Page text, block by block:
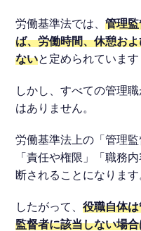
労働基準法では、管理
ば、労働時間、休憩お
ないと定められていま
しかし、すべての管理
はありません。
労働基準法上の「管理
「責任や権限」「職務
断されることになります
したがって、役職自体
監督者に該当しない場